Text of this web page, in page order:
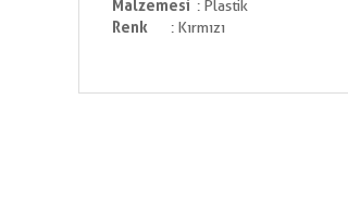
Malzemesi : Plastik
Renk
: Kırmızı